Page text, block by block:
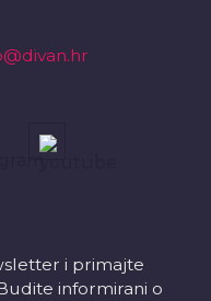
i primajte
informirani o